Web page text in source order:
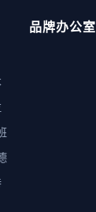
品牌办公室